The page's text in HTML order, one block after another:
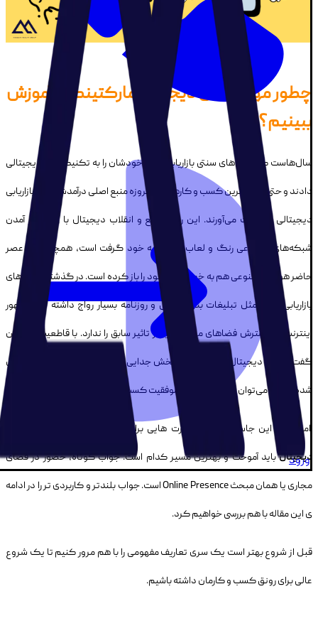
ورود
چطور مهارت‌های دیجیتال مارکتینگ را آموزش
ببینیم؟
سال‌هاست که روش‌های سنتی بازاریابی، جای خودشان را به تکنیک‌های دیجیتالی
دادند و حتی سنتی ترین کسب و کارها هم امروزه منبع اصلی درآمدشان را از بازاریابی
دیجیتالی به دست می‌آورند. این رشد سریع و انقلاب دیجیتال با روی کار آمدن
شبکه‌های اجتماعی رنگ و لعاب تازه‌ای به خود گرفت است، همچنین در عصر
حاضر هوش مصنوعی هم به خوبی جای خود را باز کرده است. در گذشته روش های
بازاریابی سنتی مثل تبلیغات بنری، چاپی و روزنامه بسیار رواج داشته اما با ظهور
اینترنت و گسترش فضاهای مجازی دیگر تاثیر سابق را ندارد. با قاطعیت می‌توان
گفت امروزه دیجیتال مارکتینگ به بخش جدایی ناپذیر هر کسب و کاری تبدیل
شده است و می‌توان به عنوان ستون موفقیت کسب و کارها از آن یاد کرد.
اما سوال این جاست که چه مهارت هایی برای یاد گیری موفقیت در
دیجیتالباید آموخت و بهترین مسیر کدام است. جواب کوتاه، حضور در فضای
مجاری یا همان مبحثOnline Presenceاست. جواب بلندتر و کاربردی تر را در ادامه
ی این مقاله با هم بررسی خواهیم کرد.
قبل از شروع بهتر است یک سری تعاریف مفهومی را با هم مرور کنیم تا یک شروع
عالی برای رونق کسب و کارمان داشته باشیم.